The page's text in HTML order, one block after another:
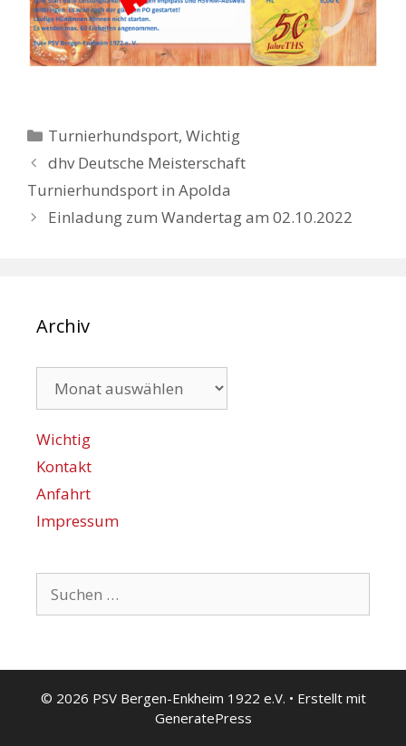
Kategorien
Turnierhundsport,Wichtig
dhv Deutsche Meisterschaft
Turnierhundsport in Apolda
Einladung zum Wandertag am 02.10.2022
Archiv
Wichtig
Kontakt
Anfahrt
Impressum
nach:
© 2026 PSV Bergen-Enkheim 1922 e.V. • Erstellt mit
GeneratePress